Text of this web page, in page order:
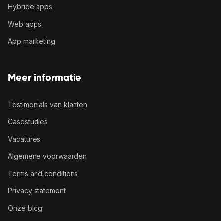
Hybride apps
Web apps
App marketing
Meer informatie
Testimonials van klanten
Casestudies
Vacatures
Algemene voorwaarden
Terms and conditions
Privacy statement
Onze blog